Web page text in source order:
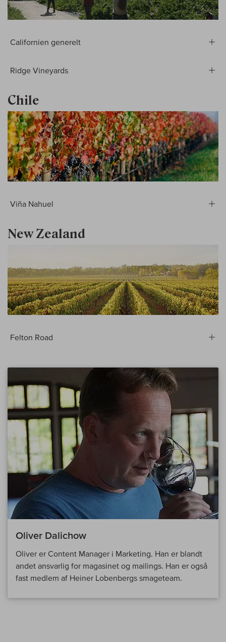
Californien generelt
Ridge Vineyards
Chile
Viña Nahuel
New Zealand
Felton Road
Oliver Dalichow
Oliver er Content Manager i Marketing. Han er blandt
andet ansvarlig for magasinet og mailings. Han er også
fast medlem af Heiner Lobenbergs smageteam.